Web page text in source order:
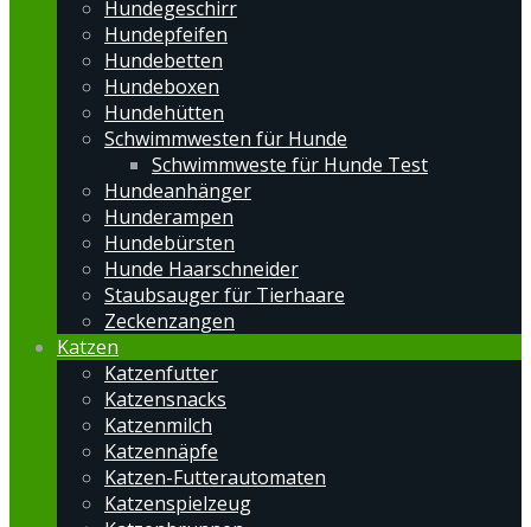
Hundegeschirr
Hundepfeifen
Hundebetten
Hundeboxen
Hundehütten
Schwimmwesten für Hunde
Schwimmweste für Hunde Test
Hundeanhänger
Hunderampen
Hundebürsten
Hunde Haarschneider
Staubsauger für Tierhaare
Zeckenzangen
Katzen
Katzenfutter
Katzensnacks
Katzenmilch
Katzennäpfe
Katzen-Futterautomaten
Katzenspielzeug